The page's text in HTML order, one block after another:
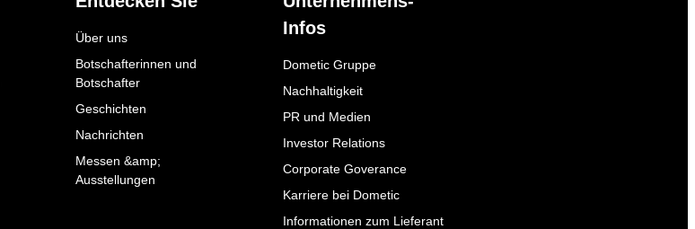
Über uns
Botschafterinnen und
Botschafter
Geschichten
Nachrichten
Messen &amp;
Ausstellungen
Infos
Dometic Gruppe
Nachhaltigkeit
PR und Medien
Investor Relations
Corporate Goverance
Karriere bei Dometic
Informationen zum Lieferant